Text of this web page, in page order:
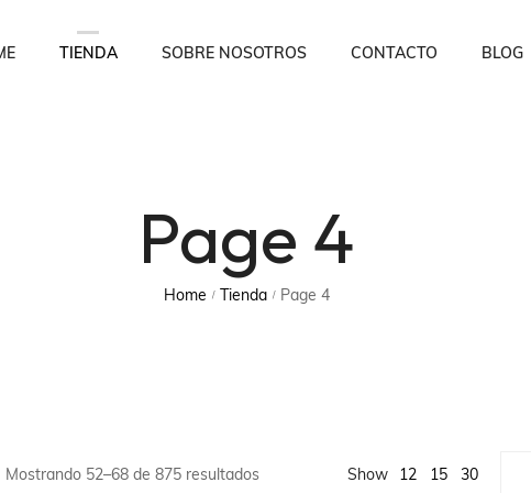
TIENDA SOBRE NOSOTROS CONTACTO BLOG
Page 4
Home / Tienda / Page 4
Mostrando 52–68 de 875 resultados Show 12 15 30